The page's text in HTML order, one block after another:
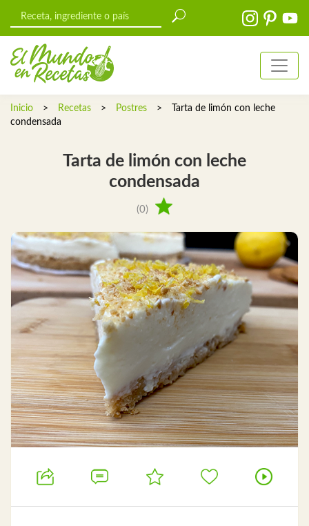
Inicio > Recetas > Postres >
Tarta de limón con leche
condensada
Tarta de limón con leche
condensada
(0)